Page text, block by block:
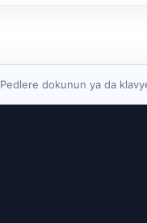
Pedlere dokunun ya da